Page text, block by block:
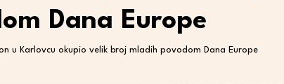
Dana Europe
u Karlovcu okupio velik broj mladih povodom Dana Europe